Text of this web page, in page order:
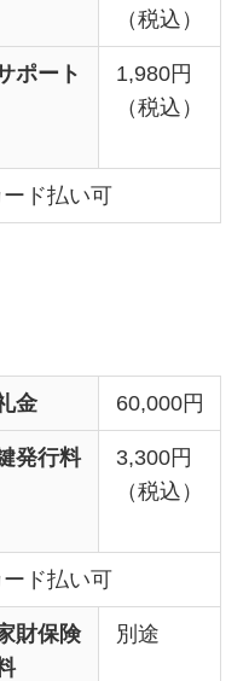
（税込）
ポート
1,980円
（税込）
ド払い可
金 60,000円
発行料
3,300円
（税込）
ド払い可
財保険
別途